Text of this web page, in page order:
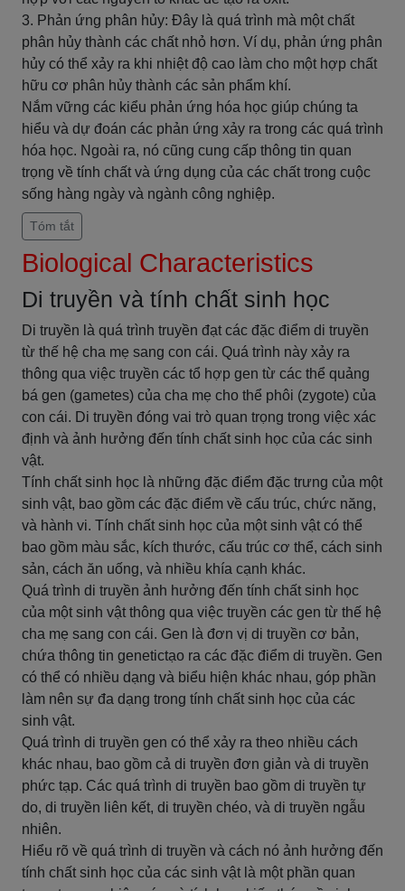
3. Phản ứng phân hủy: Đây là quá trình mà một chất
phân hủy thành các chất nhỏ hơn. Ví dụ, phản ứng phân
hủy có thể xảy ra khi nhiệt độ cao làm cho một hợp chất
hữu cơ phân hủy thành các sản phẩm khí.
Nắm vững các kiểu phản ứng hóa học giúp chúng ta
hiểu và dự đoán các phản ứng xảy ra trong các quá trình
hóa học. Ngoài ra, nó cũng cung cấp thông tin quan
trọng về tính chất và ứng dụng của các chất trong cuộc
sống hàng ngày và ngành công nghiệp.
Tóm tắt
Biological Characteristics
Di truyền và tính chất sinh học
Di truyền là quá trình truyền đạt các đặc điểm di truyền
từ thế hệ cha mẹ sang con cái. Quá trình này xảy ra
thông qua việc truyền các tổ hợp gen từ các thể quảng
bá gen (gametes) của cha mẹ cho thể phôi (zygote) của
con cái. Di truyền đóng vai trò quan trọng trong việc xác
định và ảnh hưởng đến tính chất sinh học của các sinh
vật.
Tính chất sinh học là những đặc điểm đặc trưng của một
sinh vật, bao gồm các đặc điểm về cấu trúc, chức năng,
và hành vi. Tính chất sinh học của một sinh vật có thể
bao gồm màu sắc, kích thước, cấu trúc cơ thể, cách sinh
sản, cách ăn uống, và nhiều khía cạnh khác.
Quá trình di truyền ảnh hưởng đến tính chất sinh học
của một sinh vật thông qua việc truyền các gen từ thế hệ
cha mẹ sang con cái. Gen là đơn vị di truyền cơ bản,
chứa thông tin genetictạo ra các đặc điểm di truyền. Gen
có thể có nhiều dạng và biểu hiện khác nhau, góp phần
làm nên sự đa dạng trong tính chất sinh học của các
sinh vật.
Quá trình di truyền gen có thể xảy ra theo nhiều cách
khác nhau, bao gồm cả di truyền đơn giản và di truyền
phức tạp. Các quá trình di truyền bao gồm di truyền tự
do, di truyền liên kết, di truyền chéo, và di truyền ngẫu
nhiên.
Hiểu rõ về quá trình di truyền và cách nó ảnh hưởng đến
tính chất sinh học của các sinh vật là một phần quan